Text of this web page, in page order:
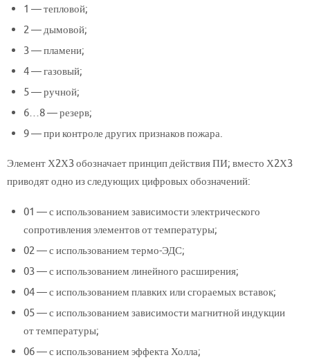
1 — тепловой;
2 — дымовой;
3 — пламени;
4 — газовый;
5 — ручной;
6…8 — резерв;
9 — при контроле других признаков пожара.
Элемент Х2Х3 обозначает принцип действия ПИ; вместо Х2Х3
приводят одно из следующих цифровых обозначений:
01 — с использованием зависимости электрического
сопротивления элементов от температуры;
02 — с использованием термо-ЭДС;
03 — с использованием линейного расширения;
04 — с использованием плавких или сгораемых вставок;
05 — с использованием зависимости магнитной индукции
от температуры;
06 — с использованием эффекта Холла;